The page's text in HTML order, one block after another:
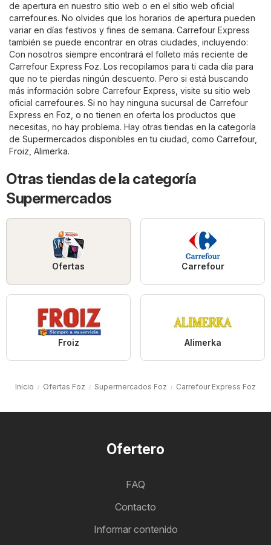
de apertura en nuestro sitio web o en el sitio web oficial
carrefour.es. No olvides que los horarios de apertura pueden
variar en días festivos y fines de semana. Carrefour Express
también se puede encontrar en otras ciudades, incluyendo:
Con nosotros siempre encontrará el folleto más reciente de
Carrefour Express Foz. Los recopilamos para ti cada día para
que no te pierdas ningún descuento. Pero si está buscando
más información sobre Carrefour Express, visite su sitio web
oficial carrefour.es. Si no hay ninguna sucursal de Carrefour
Express en Foz, o no tienen en oferta los productos que
necesitas, no hay problema. Hay otras tiendas en la categoría
de Supermercados disponibles en tu ciudad, como Carrefour,
Froiz Alimerka.
Otras tiendas de la categoría
Supermercados
Ofertas Carrefour
Froiz Alimerka
Inicio Ofertas Foz Supermercados Foz Carrefour Express Foz
Ofertero
FAQ
Contacto
Informar contenido